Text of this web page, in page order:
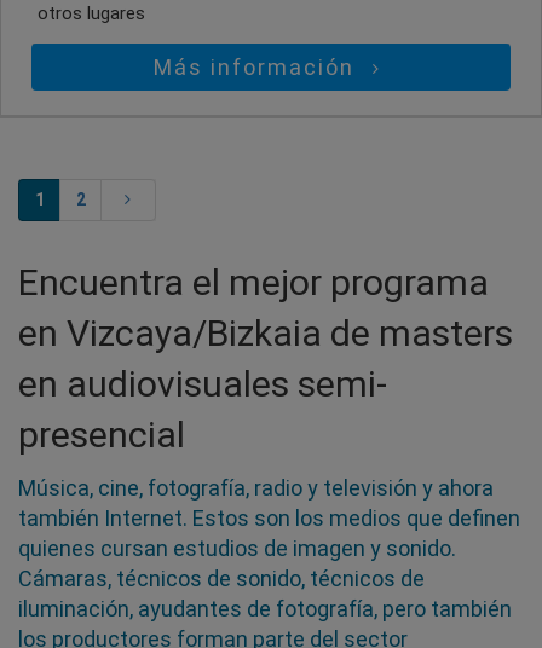
otros lugares
Más información
1 2
Encuentra el mejor programa
en Vizcaya/Bizkaia de masters
en audiovisuales semi-
presencial
Música, cine, fotografía, radio y televisión y ahora
también Internet. Estos son los medios que definen
quienes cursan estudios de imagen y sonido.
Cámaras, técnicos de sonido, técnicos de
iluminación, ayudantes de fotografía, pero también
los productores forman parte del sector